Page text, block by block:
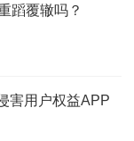
蹈覆辙吗？
害用户权益APP